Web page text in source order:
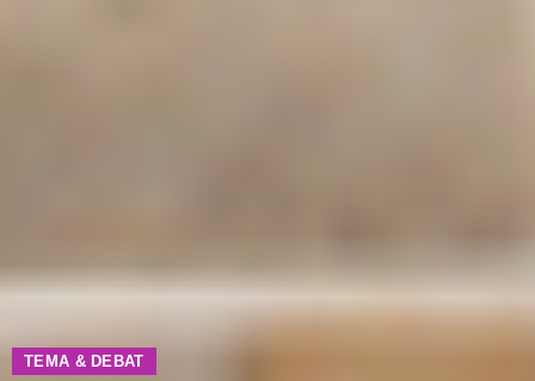
TEMA & DEBAT